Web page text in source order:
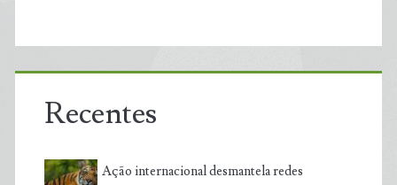
Recentes
Ação internacional desmantela redes